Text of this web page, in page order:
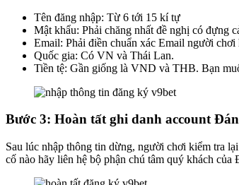
Tên đăng nhập: Từ 6 tới 15 kí tự
Mật khẩu: Phải chăng nhất đề nghị có đựng
Email: Phải điền chuẩn xác Email người chơi
Quốc gia: Có VN và Thái Lan.
Tiền tệ: Gần giống là VND và THB. Bạn
Bước 3: Hoàn tất ghi danh account
Sau lúc nhập thông tin dừng, người chơi kiểm tra
cố nào hãy liên hệ bộ phận chú tâm quý khách